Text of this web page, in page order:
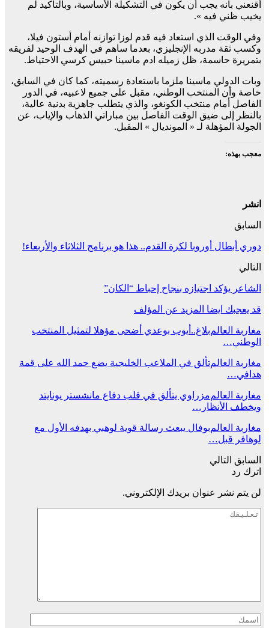
أقنعني بأنه يجب أن يكون في التشكيلة الأساسية، وبالتأكيد لم
يخيب ظني فيه ».
وفي الوقت الذي استعاد فيه قدم لوزا توازنه أمام أستون فيلا،
وكسب ثقة مدربه الإنجليزي، بعدما ساهم في الهدف الوحيد لفريقه
بتمريرة حاسمة، ظل زميله ادم ماسينا حبيس كرسي الاحتياط.
وبات الدولي ماسينا ملزما باستعادة رسميته، كما كان في السابق،
خاصة وأن المنتخب الوطني، مقبل على جميع لاعبيه، في الدور
الفاصل أمام منتخب الكونغو، والذي يتطلب جاهزية بدنية عالية،
بالنظر إلى ضيق الوقت الفاصل بين مباراتي الذهاب والإياب، عن
الجولة المؤهلة لـ « المونديال » المقبل.
معجب بهذه:
انشر
السابق
دوري أبطال أوروبا لكرة القدم.. هذا هو برنامج الثلاثاء والأربعاء!
التالي
الشاعر يؤكد اجتيازه بنجاح إحباط “الكان”
قد يعجبك ايضا المزيد عن المؤلف
مغاربة العالمبلاغ..أيوب بوعدي أضحى مؤهلا لتمثيل المنتخب
الوطني…
مغاربة العالمتألق في الملاعب الخليجية يضع حمد الله على قمة
هدافي…
مغاربة العالممزراوي يتألق في قلب دفاع مانشستر يونايتد
ويخطف الأنظار…
مغاربة العالمبوفال يبعث رسالة قوية لوهبي بهدفه الأول مع
لوهافر قبل…
السابق التالي
اترك رد
لن يتم نشر عنوان بريدك الإلكتروني.